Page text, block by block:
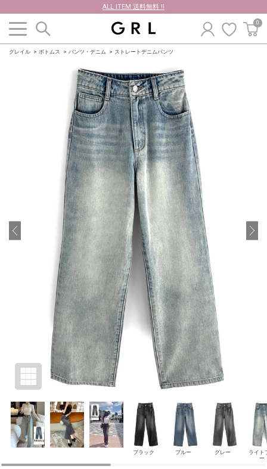
ALL ITEM 送料無料 !!
0
グレイル ボトムス パンツ・デニム ストレートデニムパンツ
ブラック ブルー グレー
ライト
ー